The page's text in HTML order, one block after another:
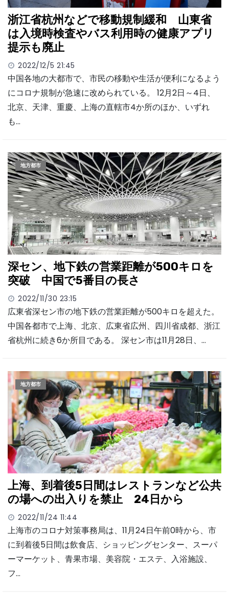
浙江省杭州などで移動規制緩和 山東省
は入境時検査やバス利用時の健康アプリ
提示も廃止
2022/12/5 21:45
中国各地の大都市で、市民の移動や生活が便利になるよう
にコロナ規制が急速に改められている。 12月2日～4日、
北京、天津、重慶、上海の直轄市4か所のほか、いずれ
も…
地方都市
深セン、地下鉄の営業距離が500キロを
突破 中国で5番目の長さ
2022/11/30 23:15
広東省深セン市の地下鉄の営業距離が500キロを超えた。
中国各都市で上海、北京、広東省広州、四川省成都、浙江
省杭州に続き6か所目である。 深セン市は11月28日、…
地方都市
上海、到着後5日間はレストランなど公共
の場への出入りを禁止 24日から
2022/11/24 11:44
上海市のコロナ対策事務局は、11月24日午前0時から、市
に到着後5日間は飲食店、ショッピングセンター、スーパ
ーマーケット、青果市場、美容院・エステ、入浴施設、
フ…